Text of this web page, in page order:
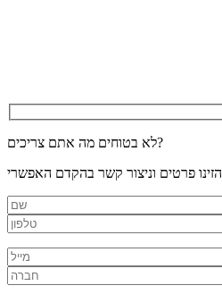
לא בטוחים מה אתם צריכים?
הזינו פרטים וניצור קשר בהקדם האפשרי